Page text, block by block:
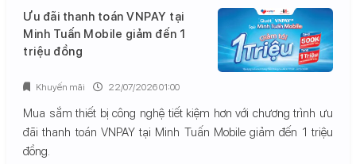
Ưu đãi thanh toán VNPAY tại
Minh Tuấn Mobile giảm đến 1
triệu đồng
Mua sắm thiết bị công nghệ tiết kiệm hơn với chương trình ưu
đãi thanh toán VNPAY tại Minh Tuấn Mobile giảm đến 1 triệu
đồng.
Khuyến mãi 22/07/2026 01:00